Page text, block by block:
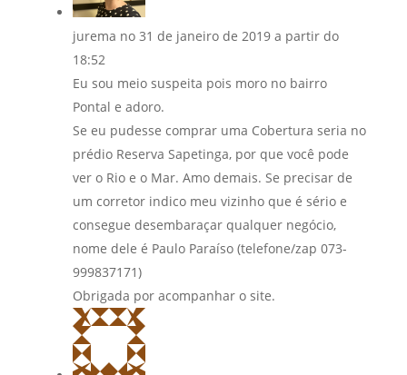
jurema no 31 de janeiro de 2019 a partir do
18:52
Eu sou meio suspeita pois moro no bairro
Pontal e adoro.
Se eu pudesse comprar uma Cobertura seria no
prédio Reserva Sapetinga, por que você pode
ver o Rio e o Mar. Amo demais. Se precisar de
um corretor indico meu vizinho que é sério e
consegue desembaraçar qualquer negócio,
nome dele é Paulo Paraíso (telefone/zap 073-
999837171)
Obrigada por acompanhar o site.